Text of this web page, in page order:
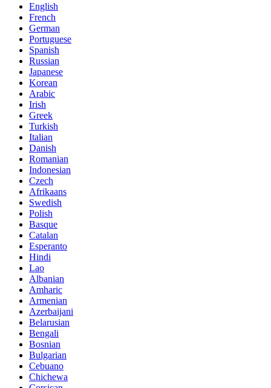
English
French
German
Portuguese
Spanish
Russian
Japanese
Korean
Arabic
Irish
Greek
Turkish
Italian
Danish
Romanian
Indonesian
Czech
Afrikaans
Swedish
Polish
Basque
Catalan
Esperanto
Hindi
Lao
Albanian
Amharic
Armenian
Azerbaijani
Belarusian
Bengali
Bosnian
Bulgarian
Cebuano
Chichewa